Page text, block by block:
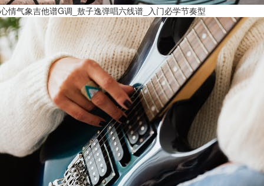
心情气象吉他谱G调_敖子逸弹唱六线谱_入门必学节奏型